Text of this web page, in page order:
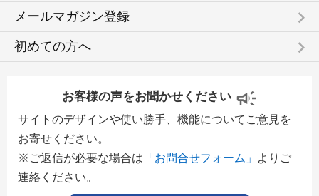
メールマガジン登録 keyboard_arrow_right
初めての方へ keyboard_arrow_right
お客様の声をお聞かせください
サイトのデザインや使い勝手、機能についてご意見を
お寄せください。
※ご返信が必要な場合は 「お問合せフォーム」
よりご
連絡ください。